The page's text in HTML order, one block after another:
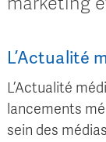
L’Actualité
L’Actualité
lancements
sein des